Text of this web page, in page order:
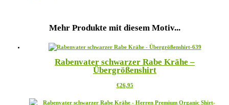
Mehr Produkte mit diesem Motiv...
Rabenvater schwarzer Rabe Krähe –
Übergrößenshirt
€26,95Dieses
weist